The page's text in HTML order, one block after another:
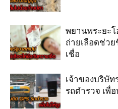
พยานพระยะ
ถ่ายเลือดช่ว
เชื่อ
เจ้าของบริษั
รถตำรวจ เพื่